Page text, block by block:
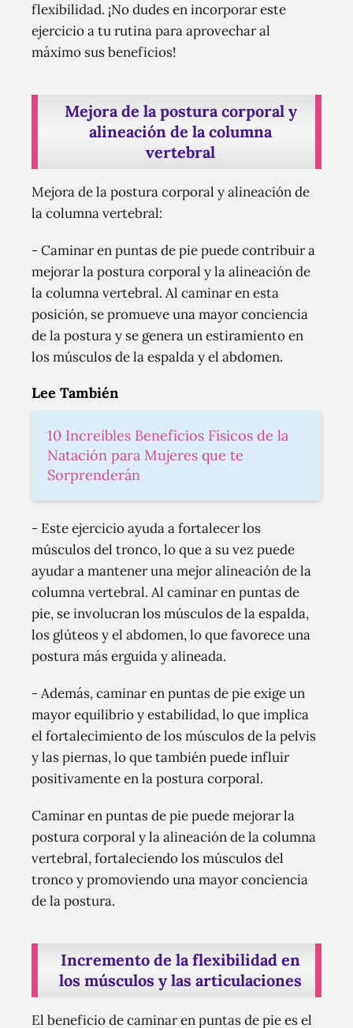
flexibilidad. ¡No dudes en incorporar este
ejercicio a tu rutina para aprovechar al
máximo sus beneficios!
Mejora de la postura corporal y
alineación de la columna
vertebral
Mejora de la postura corporal y alineación de
la columna vertebral:
- Caminar en puntas de pie puede contribuir a
mejorar la postura corporal y la alineación de
la columna vertebral. Al caminar en esta
posición, se promueve una mayor conciencia
de la postura y se genera un estiramiento en
los músculos de la espalda y el abdomen.
Lee También
10 Increíbles Beneficios Físicos de la
Natación para Mujeres que te
Sorprenderán
- Este ejercicio ayuda a fortalecer los
músculos del tronco, lo que a su vez puede
ayudar a mantener una mejor alineación de la
columna vertebral. Al caminar en puntas de
pie, se involucran los músculos de la espalda,
los glúteos y el abdomen, lo que favorece una
postura más erguida y alineada.
- Además, caminar en puntas de pie exige un
mayor equilibrio y estabilidad, lo que implica
el fortalecimiento de los músculos de la pelvis
y las piernas, lo que también puede influir
positivamente en la postura corporal.
Caminar en puntas de pie puede mejorar la
postura corporal y la alineación de la columna
vertebral, fortaleciendo los músculos del
tronco y promoviendo una mayor conciencia
de la postura.
Incremento de la flexibilidad en
los músculos y las articulaciones
El beneficio de caminar en puntas de pie es el